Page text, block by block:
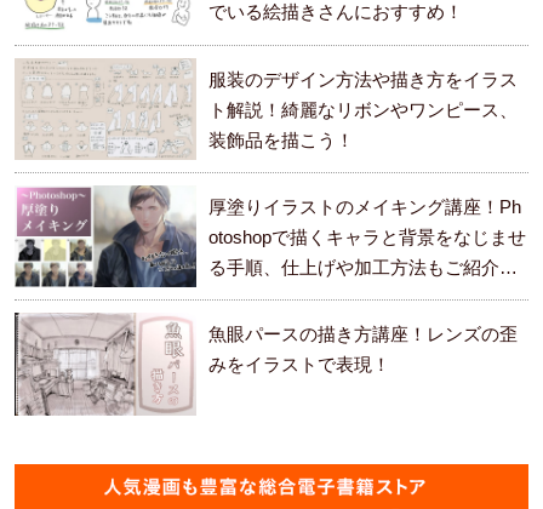
でいる絵描きさんにおすすめ！
服装のデザイン方法や描き方をイラス
ト解説！綺麗なリボンやワンピース、
装飾品を描こう！
厚塗りイラストのメイキング講座！Ph
otoshopで描くキャラと背景をなじませ
る手順、仕上げや加工方法もご紹介し
ます。
魚眼パースの描き方講座！レンズの歪
みをイラストで表現！